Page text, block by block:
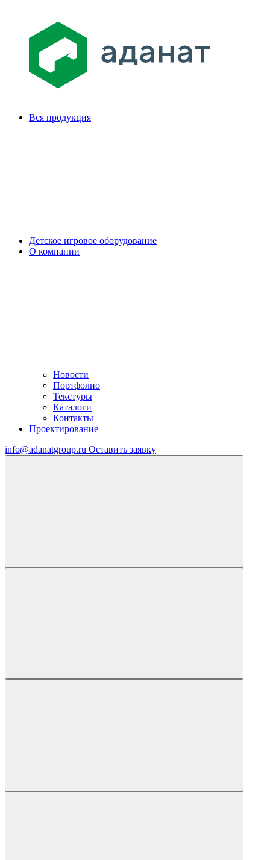
Вся продукция
Детское игровое оборудование
О компании
Новости
Портфолио
Текстуры
Каталоги
Контакты
Проектирование
info@adanatgroup.ru Оставить заявку